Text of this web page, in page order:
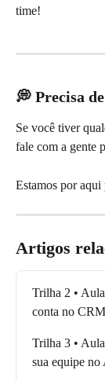
time!
💭 Precisa
Se você tiver
fale com a gente
Estamos por aqui
Artigos
Trilha 2 •
conta no CRM
Trilha 3 •
sua equipe no